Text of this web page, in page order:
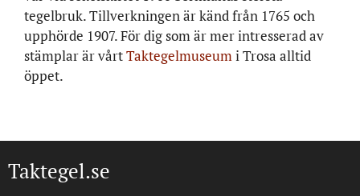
tegelbruk. Tillverkningen är känd från 1765 och
upphörde 1907. För dig som är mer intresserad av
stämplar är vårtTaktegelmuseumi Trosa alltid
öppet.
Taktegel.se